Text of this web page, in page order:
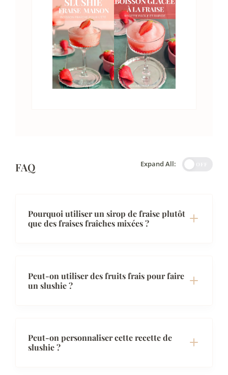
FAQ Expand All:
Pourquoi utiliser un sirop de fraise plutôt
que des fraises fraîches mixées ?
Peut-on utiliser des fruits frais pour faire
un slushie ?
Peut-on personnaliser cette recette de
slushie ?